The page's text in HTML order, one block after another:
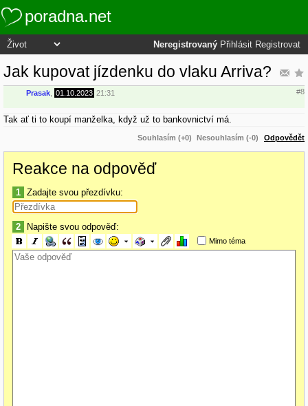
poradna.net
Neregistrovaný Přihlásit Registrovat
Jak kupovat jízdenku do vlaku Arriva?
Prasak 01.10.2023 21:31 #8
Tak ať ti to koupí manželka, když už to bankovnictví má.
Souhlasím (+0) Nesouhlasím (-0) Odpovědět
Reakce na odpověď
1 Zadajte svou přezdívku:
2 Napište svou odpověď:
Mimo téma